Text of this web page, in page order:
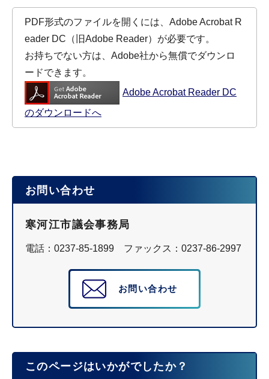
PDF形式のファイルを開くには、Adobe Acrobat R
eader DC（旧Adobe Reader）が必要です。
お持ちでない方は、Adobe社から無償でダウンロ
ードできます。
Adobe Acrobat Reader DC
のダウンロードへ
お問い合わせ
寒河江市議会事務局
電話：0237-85-1899 ファックス：0237-86-2997
お問い合わせ
このページはいかがでしたか？